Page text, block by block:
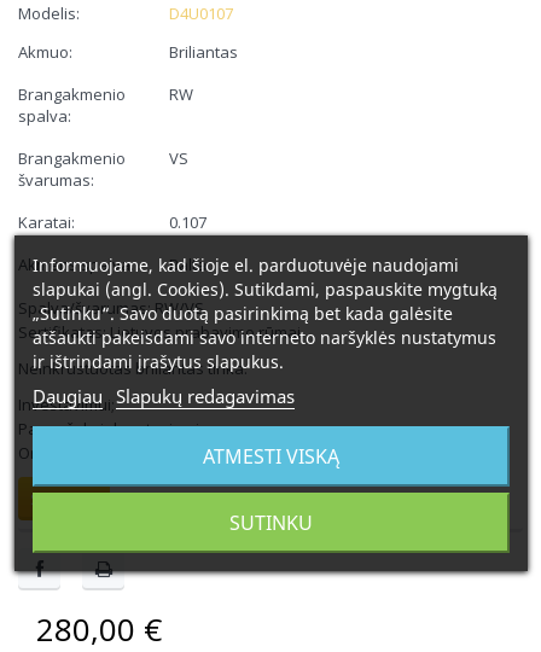
Modelis:
D4U0107
Akmuo:
Briliantas
Brangakmenio
spalva:
RW
Brangakmenio
švarumas:
VS
Karatai:
0.107
Akmens spalva:
Balta
Spalva/švarumas: RW/VS
Sertifikatas: Lietuvos prabavimo rūmai
Neinkrustuotas briliantas tinka:
Investavimui;
Papuošalų inkrustavimui;
Originaliai vestuvių, krikštynų, gimtadienio dovanai, kitai progai.
Smulkiau
280,00 €
Informuojame, kad šioje el. parduotuvėje naudojami
slapukai (angl. Cookies). Sutikdami, paspauskite mygtuką
„Sutinku“. Savo duotą pasirinkimą bet kada galėsite
atšaukti pakeisdami savo interneto naršyklės nustatymus
ir ištrindami įrašytus slapukus.
Daugiau Slapukų redagavimas
ATMESTI VISKĄ
SUTINKU